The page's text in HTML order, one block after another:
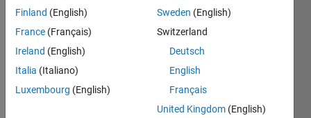
Languages:
Finland (English)
France (Français)
Ireland (English)
Italia (Italiano)
Luxembourg (English)
Sweden (English)
Switzerland
Deutsch
English
Français
United Kingdom (English)